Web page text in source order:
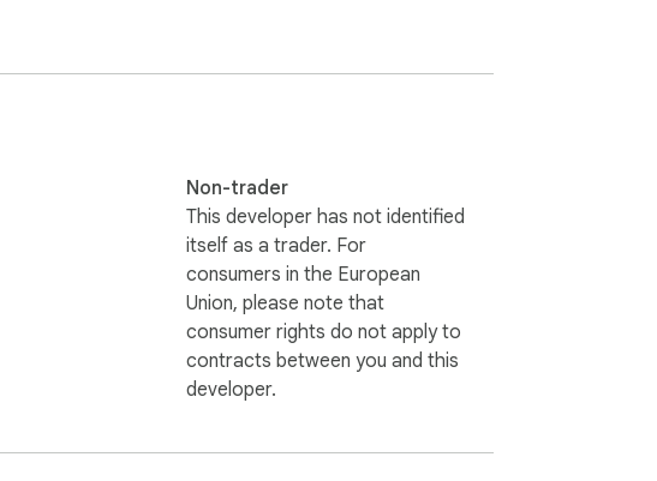
Non-trader
This developer has not identified
itself as a trader. For
consumers in the European
Union, please note that
consumer rights do not apply to
contracts between you and this
developer.